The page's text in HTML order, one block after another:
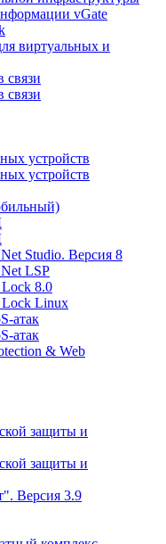
vGate
виртуальных и
связи
связи
устройств
устройств
Studio. Версия 8
LSP
8.0
Linux
атак
атак
& Web
защиты и
защиты и
Версия 3.9